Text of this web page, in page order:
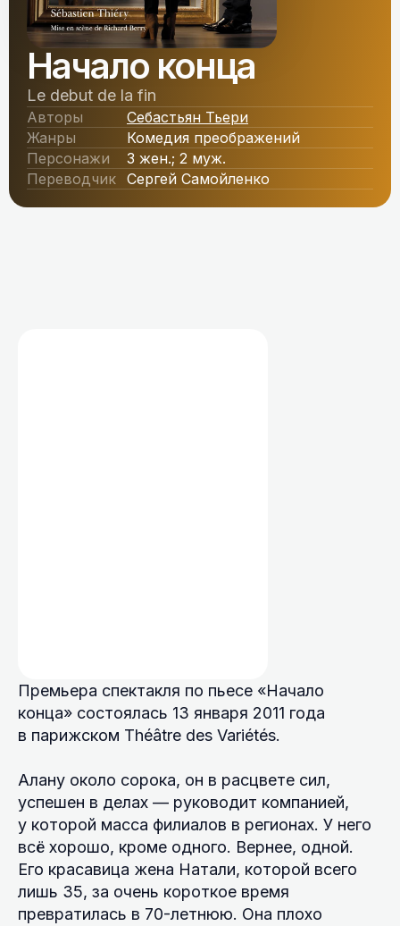
Начало конца
Le debut de la fin
Авторы
Себастьян Тьери
Жанры
Комедия преображений
Персонажи
3 жен.; 2 муж.
Переводчик Сергей Самойленко
Премьера спектакля по пьесе «Начало
конца» состоялась 13 января 2011 года
в парижском Théâtre des Variétés.
Алану около сорока, он в расцвете сил,
успешен в делах — руководит компанией,
у которой масса филиалов в регионах. У него
всё хорошо, кроме одного. Вернее, одной.
Его красавица жена Натали, которой всего
лишь 35, за очень короткое время
превратилась в 70-летнюю. Она плохо